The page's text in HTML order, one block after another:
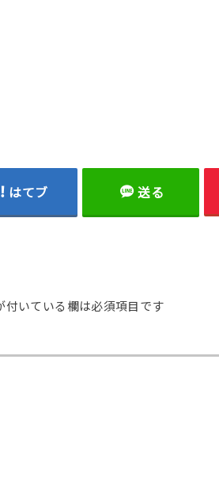
はてブ 送る
付いている欄は必須項目です